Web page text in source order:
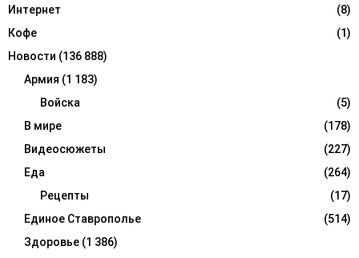
Интернет
(8)
Кофе
(1)
Новости (136 888)
Армия (1 183)
Войска
(5)
В мире
(178)
Видеосюжеты
(227)
Еда
(264)
Рецепты
(17)
Единое Ставрополье
(514)
Здоровье (1 386)